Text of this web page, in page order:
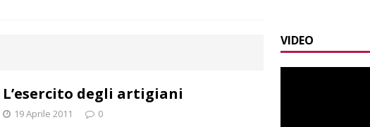
problema politico
ALBA
ITINERARI / La ciclabile del Ponente ligure sui vecchi binari
L’esercito degli artigiani
19 Aprile 2011 0
VIDEO